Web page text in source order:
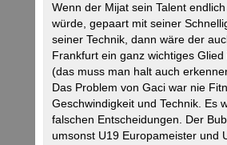
Wenn der Mijat sein Talent
würde, gepaart mit seiner
seiner Technik, dann wäre der
Frankfurt ein ganz wichtiges
(das muss man halt auch
Das Problem von Gaci war nie
Geschwindigkeit und Technik. Es
falschen Entscheidungen. Der
umsonst U19 Europameister und